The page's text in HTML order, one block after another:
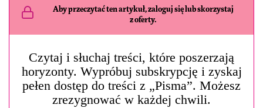
Aby przeczytać ten artykuł, zaloguj się lub skorzystaj
z oferty.
Czytaj i słuchaj treści, które poszerzają
horyzonty. Wypróbuj subskrypcję i zyskaj
pełen dostęp do treści z „Pisma”. Możesz
zrezygnować w każdej chwili.